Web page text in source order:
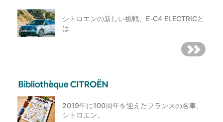
シトロエンの新しい挑戦、E-C4 ELECTRICと
は
2019年に100周年を迎えたフランスの名車、
シトロエン。